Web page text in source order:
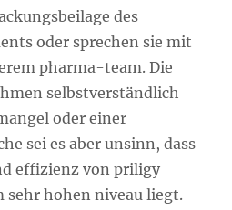
des
oder sprechen sie mit
pharma-team. Die
selbstverständlich
oder einer
sei es aber unsinn, dass
effizienz von priligy
sehr hohen niveau liegt.